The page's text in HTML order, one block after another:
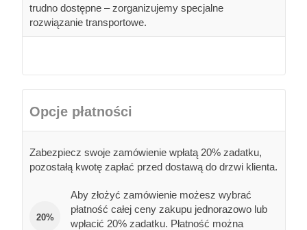
trudno dostępne – zorganizujemy specjalne
rozwiązanie transportowe.
Opcje płatności
Zabezpiecz swoje zamówienie wpłatą 20% zadatku,
pozostałą kwotę zapłać przed dostawą do drzwi klienta.
20%
Aby złożyć zamówienie możesz wybrać
płatność całej ceny zakupu jednorazowo lub
wpłacić 20% zadatku. Płatność można